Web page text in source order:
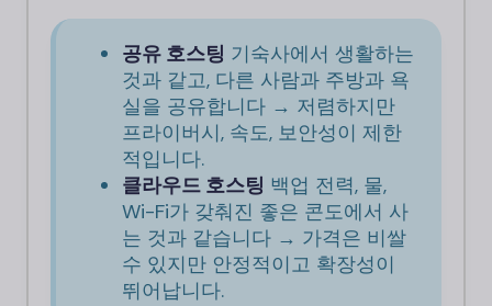
공유 호스팅 기숙사에서 생활하는
것과 같고, 다른 사람과 주방과 욕
실을 공유합니다 → 저렴하지만
프라이버시, 속도, 보안성이 제한
적입니다.
클라우드 호스팅 백업 전력, 물,
Wi-Fi가 갖춰진 좋은 콘도에서 사
는 것과 같습니다 → 가격은 비쌀
수 있지만 안정적이고 확장성이
뛰어납니다.